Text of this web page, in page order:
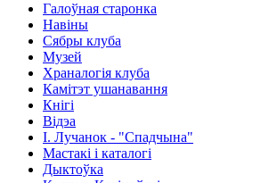
Галоўная старонка
Навіны
Сябры клуба
Музей
Храналогія клуба
Камітэт ушанавання
Кнігі
Відэа
І. Лучанок - "Спадчына"
Мастакі i каталогi
Дыктоўка